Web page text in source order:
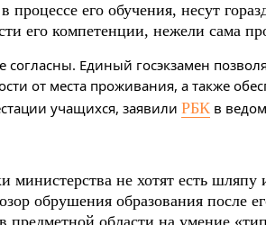
его обучения, несут
его компетенции, нежели сама
Единый госэкзамен
от места проживания, а также
учащихся, заявилиРБК в
министерства не хотят есть шляпу
обрушения образования после